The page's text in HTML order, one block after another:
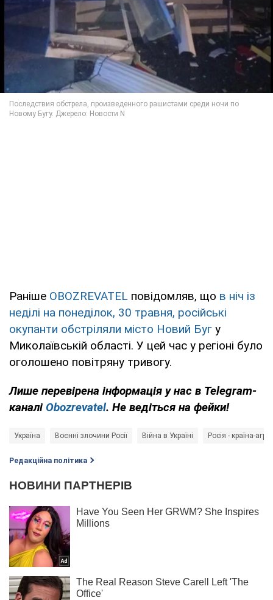
Раніше OBOZREVATEL повідомляв, що в ніч із
неділі на понеділок, 30 травня, російські
окупанти обстріляли місто Новий Буг у
Миколаївській області. У цей час у регіоні було
оголошено повітряну тривогу.
Лише перевірена інформація у нас в Telegram-
каналі Obozrevatel. Не ведіться на фейки!
Україна Воєнні злочини Росії Війна в Україні Росія - країна-
Редакційна політика